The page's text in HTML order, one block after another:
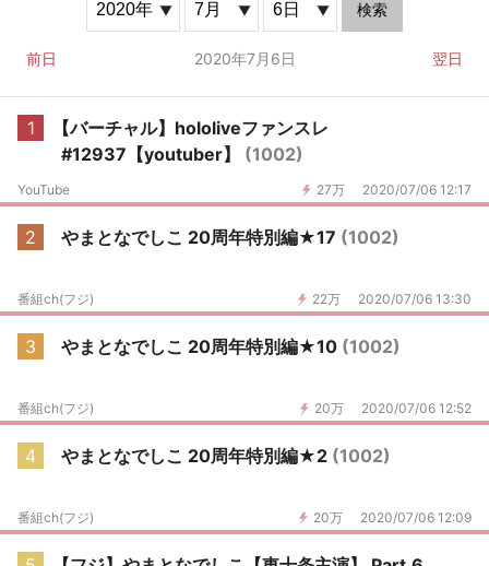
検索
前日 2020年7月6日 翌日
1
【バーチャル】hololiveファンスレ
#12937【youtuber】 (1002)
27万 2020/07/06 12:17
YouTube
2 やまとなでしこ 20周年特別編★17 (1002)
22万 2020/07/06 13:30
番組ch(フジ)
3 やまとなでしこ 20周年特別編★10 (1002)
20万 2020/07/06 12:52
番組ch(フジ)
4 やまとなでしこ 20周年特別編★2 (1002)
20万 2020/07/06 12:09
番組ch(フジ)